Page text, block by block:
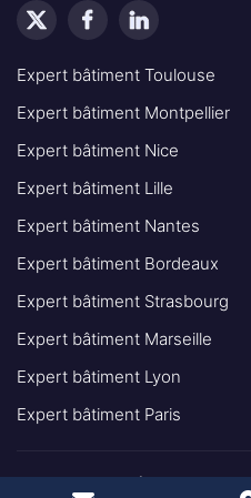
Expert bâtiment Toulouse
Expert bâtiment Montpellier
Expert bâtiment Nice
Expert bâtiment Lille
Expert bâtiment Nantes
Expert bâtiment Bordeaux
Expert bâtiment Strasbourg
Expert bâtiment Marseille
Expert bâtiment Lyon
Expert bâtiment Paris
© 2025 - INGÉNIEUR